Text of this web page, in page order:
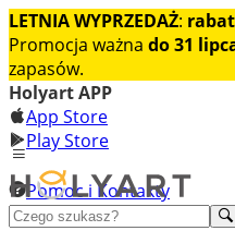
LETNIA WYPRZEDAŻ:
Promocja ważna do 31
zapasów.
Holyart APP
App Store
Play Store
Pomoc i Kontakty
+48 222 922 860
Odkryj